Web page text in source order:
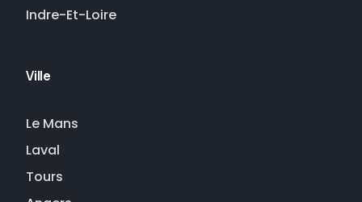
Indre-Et-Loire
Ville
Le Mans
Laval
Tours